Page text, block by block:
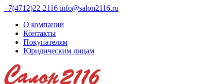
+7(4712)22-2116 info@salon2116.ru
О компании
Контакты
Покупателям
Юридическим лицам